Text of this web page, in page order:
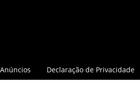
Anúncios Declaração de Privacidade